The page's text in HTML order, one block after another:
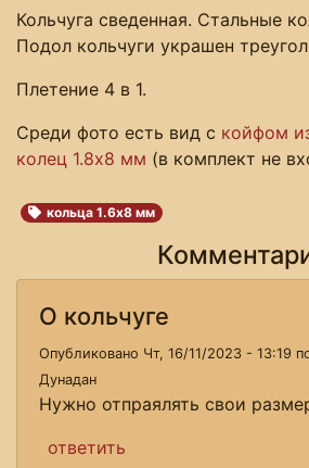
Кольчуга сведенная. Стальные
Подол кольчуги украшен
Плетение 4 в 1.
Среди фото есть вид с койфом
колец 1.8х8 мм (в комплект не
кольца 1.6х8 мм
О кольчуге
Опубликовано Чт, 16/11/2023 - 13:19
Дунадан
Нужно отпраялять свои
ответить